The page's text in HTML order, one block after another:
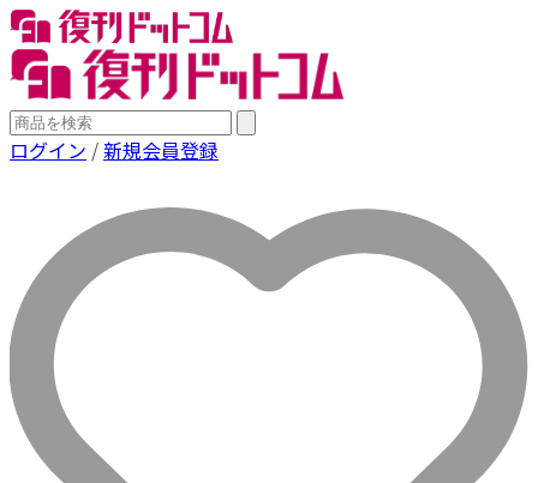
ログイン /新規会員登録